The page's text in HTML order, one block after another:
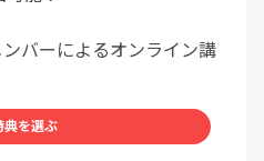
バーによるオンライン講
典を選ぶ